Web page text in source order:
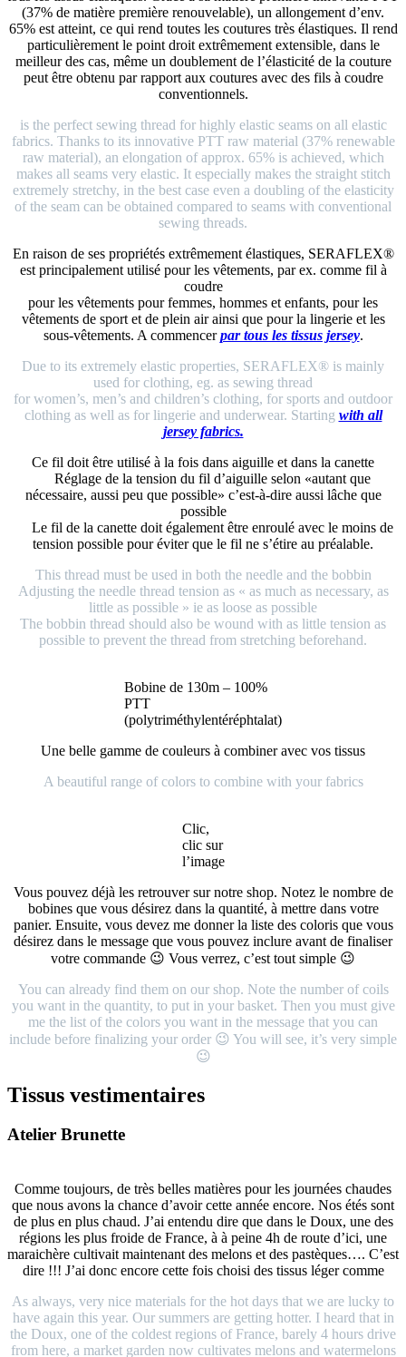
(37% de matière première renouvelable), un allongement d’env.
65% est atteint, ce qui rend toutes les coutures très élastiques. Il rend
particulièrement le point droit extrêmement extensible, dans le
meilleur des cas, même un doublement de l’élasticité de la couture
peut être obtenu par rapport aux coutures avec des fils à coudre
conventionnels.
is the perfect sewing thread for highly elastic seams on all elastic
fabrics. Thanks to its innovative PTT raw material (37% renewable
raw material), an elongation of approx. 65% is achieved, which
makes all seams very elastic. It especially makes the straight stitch
extremely stretchy, in the best case even a doubling of the elasticity
of the seam can be obtained compared to seams with conventional
sewing threads.
En raison de ses propriétés extrêmement élastiques, SERAFLEX®
est principalement utilisé pour les vêtements, par ex. comme fil à
coudre
pour les vêtements pour femmes, hommes et enfants, pour les
vêtements de sport et de plein air ainsi que pour la lingerie et les
sous-vêtements. A commencerpar tous les tissus jersey.
Due to its extremely elastic properties, SERAFLEX® is mainly
used for clothing, eg. as sewing thread
for women’s, men’s and children’s clothing, for sports and outdoor
clothing as well as for lingerie and underwear. Starting with all
jersey fabrics.
Ce fil doit être utilisé à la fois dans aiguille et dans la canette
Réglage de la tension du fil d’aiguille selon «autant que
nécessaire, aussi peu que possible» c’est-à-dire aussi lâche que
possible
Le fil de la canette doit également être enroulé avec le moins de
tension possible pour éviter que le fil ne s’étire au préalable.
This thread must be used in both the needle and the bobbin
Adjusting the needle thread tension as « as much as necessary, as
little as possible » ie as loose as possible
The bobbin thread should also be wound with as little tension as
possible to prevent the thread from stretching beforehand.
Bobine de 130m – 100%
PTT
(polytriméthylentéréphtalat)
Une belle gamme de couleurs à combiner avec vos tissus
A beautiful range of colors to combine with your fabrics
Clic,
clic sur
l’image
Vous pouvez déjà les retrouver sur notre shop. Notez le nombre de
bobines que vous désirez dans la quantité, à mettre dans votre
panier. Ensuite, vous devez me donner la liste des coloris que vous
désirez dans le message que vous pouvez inclure avant de finaliser
votre commande 😉 Vous verrez, c’est tout simple 😉
You can already find them on our shop. Note the number of coils
you want in the quantity, to put in your basket. Then you must give
me the list of the colors you want in the message that you can
include before finalizing your order 😉 You will see, it’s very simple
😉
Tissus vestimentaires
Atelier Brunette
Comme toujours, de très belles matières pour les journées chaudes
que nous avons la chance d’avoir cette année encore. Nos étés sont
de plus en plus chaud. J’ai entendu dire que dans le Doux, une des
régions les plus froide de France, à à peine 4h de route d’ici, une
maraichère cultivait maintenant des melons et des pastèques…. C’est
dire !!! J’ai donc encore cette fois choisi des tissus léger comme
As always, very nice materials for the hot days that we are lucky to
have again this year. Our summers are getting hotter. I heard that in
the Doux, one of the coldest regions of France, barely 4 hours drive
from here, a market garden now cultivates melons and watermelons